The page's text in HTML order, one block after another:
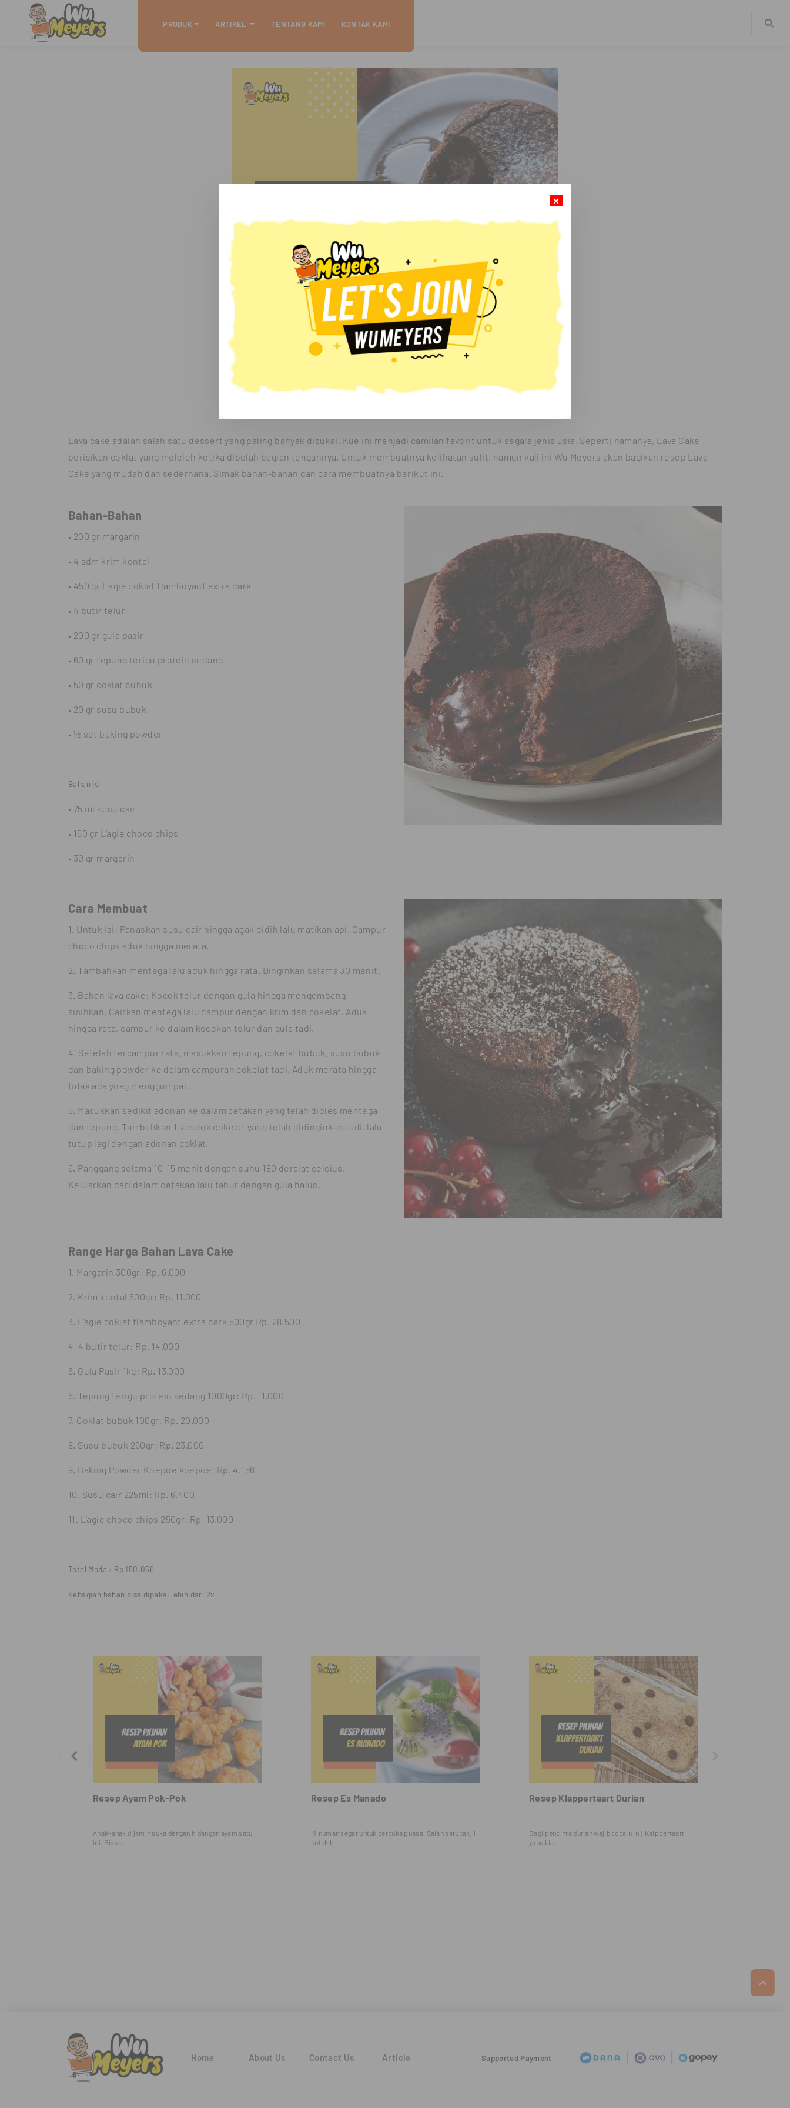
PRODUK ARTIKEL TENTANG KAMI KONTAK KAMI
Share :
Resep Lava Cake
Aneka Resep Pilihan Wu Meyers
Lava cake adalah salah satu dessert yang paling banyak disukai. Kue ini menjadi camilan favorit untuk segala jenis usia. Seperti namanya, Lava Cake
berisikan coklat yang meleleh ketika dibelah bagian tengahnya. Untuk membuatnya kelihatan sulit, namun kali ini Wu Meyers akan bagikan resep Lava
Cake yang mudah dan sederhana. Simak bahan-bahan dan cara membuatnya berikut ini.
Bahan-Bahan
• 200 gr margarin
• 4 sdm krim kental
• 450 gr L’agie coklat flamboyant extra dark
• 4 butir telur
• 200 gr gula pasir
• 60 gr tepung terigu protein sedang
• 50 gr coklat bubuk
• 20 gr susu bubuk
• ½ sdt baking powder
Bahan Isi
• 75 ml susu cair
• 150 gr L’agie choco chips
• 30 gr margarin
Cara Membuat
1. Untuk Isi: Panaskan susu cair hingga agak didih lalu matikan api. Campur
choco chips aduk hingga merata.
2. Tambahkan mentega lalu aduk hingga rata. Dinginkan selama 30 menit.
3. Bahan lava cake: Kocok telur dengan gula hingga mengembang,
sisihkan. Cairkan mentega lalu campur dengan krim dan cokelat. Aduk
hingga rata, campur ke dalam kocokan telur dan gula tadi.
4. Setelah tercampur rata, masukkan tepung, cokelat bubuk, susu bubuk
dan baking powder ke dalam campuran cokelat tadi. Aduk merata hingga
tidak ada ynag menggumpal.
5. Masukkan sedikit adonan ke dalam cetakan yang telah dioles mentega
dan tepung. Tambahkan 1 sendok cokelat yang telah didinginkan tadi, lalu
tutup lagi dengan adonan coklat.
6. Panggang selama 10-15 menit dengan suhu 180 derajat celcius.
Keluarkan dari dalam cetakan lalu tabur dengan gula halus.
Range Harga Bahan Lava Cake
1. Margarin 300gr: Rp. 6.000
2. Krim kental 500gr: Rp. 11.000
3. L’agie coklat flamboyant extra dark 500gr Rp. 28.500
4. 4 butir telur: Rp. 14.000
5. Gula Pasir 1kg: Rp. 13.000
6. Tepung terigu protein sedang 1000gr: Rp. 11.000
7. Coklat bubuk 100gr: Rp. 20.000
8. Susu bubuk 250gr: Rp. 23.000
9. Baking Powder Koepoe koepoe: Rp. 4.156
10. Susu cair 225ml: Rp. 6.400
11. L’agie choco chips 250gr: Rp. 13.000
Total Modal: Rp 150.056
Sebagian bahan bisa dipakai lebih dari 2x
Resep Ayam Pok-Pok
Anak-anak dijamin suka dengan hidangan ayam satu
ini. Bisa s...
Resep Es Manado
Minuman segar untuk berbuka puasa. Salah satu takjil
untuk b...
Resep Klappertaart Durian
Bagi pencinta durian wajib cobain ini! Kalppertaart
yang bia...
Home About Us Contact Us Article Supported Payment